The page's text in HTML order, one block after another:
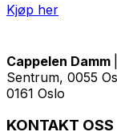
Kjøp her
Cappelen Damm
Sentrum, 0055
0161 Oslo
KONTAKT OSS